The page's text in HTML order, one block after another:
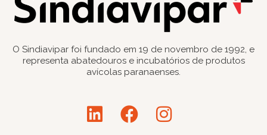
O Sindiavipar foi fundado em 19 de novembro de 1992, e
representa abatedouros e incubatórios de produtos
avícolas paranaenses.